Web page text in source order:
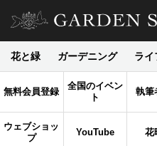
花と緑 ガーデニング ライ
無料会員登録
全国のイベン
ト
執筆
ウェブショッ
プ
YouTube 花